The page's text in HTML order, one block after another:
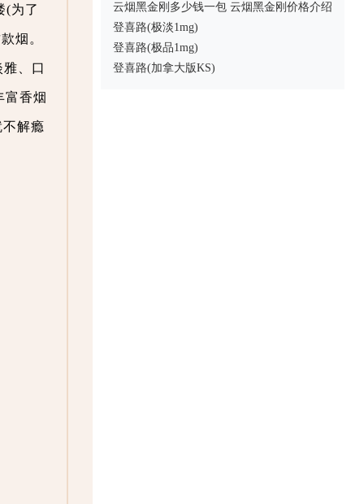
(为了
烟。
、口
富香烟
解瘾
云烟黑金刚多少钱一包 云烟黑金刚价格介绍
登喜路(极淡1mg)
登喜路(极品1mg)
登喜路(加拿大版KS)